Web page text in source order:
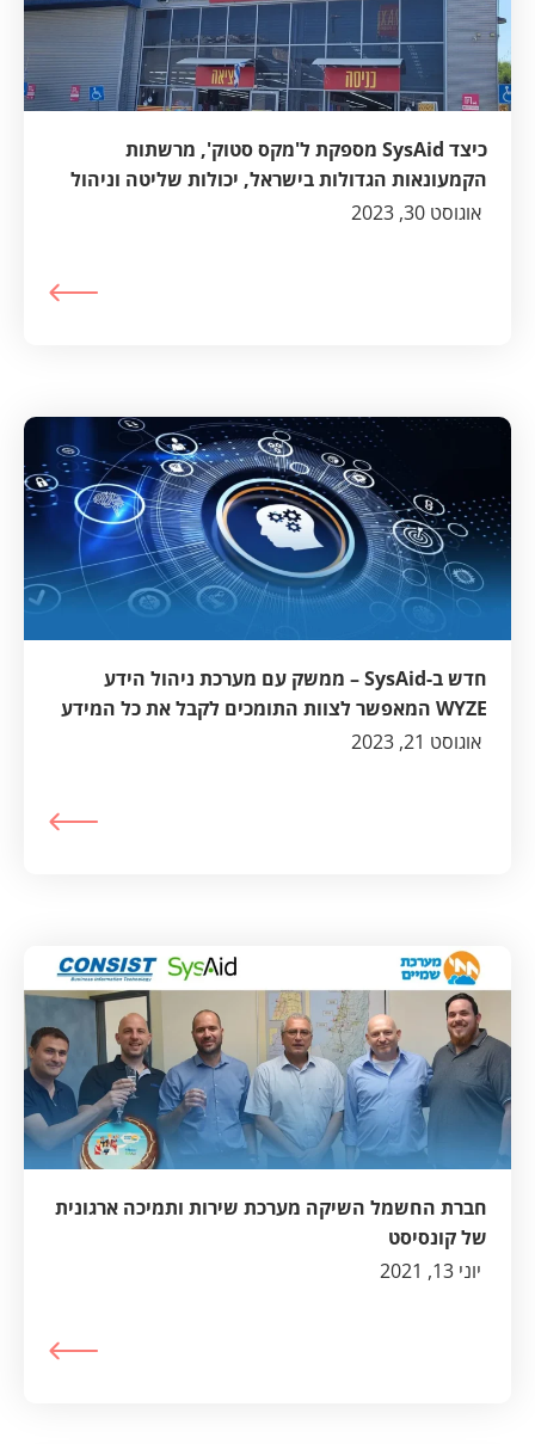
כיצד SysAid מספקת ל'מקס סטוק', מרשתות
הקמעונאות הגדולות בישראל, יכולות שליטה וניהול
במגוון תהליכים חוצי ארגון
אוגוסט 30, 2023
חדש ב-SysAid – ממשק עם מערכת ניהול הידע
WYZE המאפשר לצוות התומכים לקבל את כל המידע
הדרוש להם לביצוע פעולות, מתן תמיכה ושירות –
אוגוסט 21, 2023
חברת החשמל השיקה מערכת שירות ותמיכה ארגונית
של קונסיסט
יוני 13, 2021